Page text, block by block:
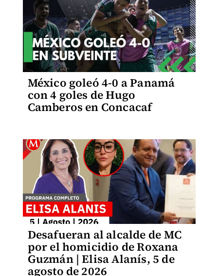
México goleó 4-0 a Panamá
con 4 goles de Hugo
Camberos en Concacaf
Desafueran al alcalde de MC
por el homicidio de Roxana
Guzmán | Elisa Alanís, 5 de
agosto de 2026